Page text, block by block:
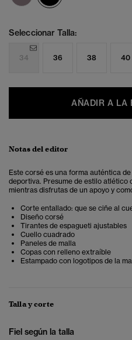
Seleccionar Talla:
34 36 38 40
AÑADIR A LA
Notas del editor
Este corsé es una forma auténtica
deportiva. Presume de estilo atlético
mientras disfrutas de un apoyo y
Corte entallado: que se ciñe al
Diseño corsé
Tirantes de espagueti ajustables
Cuello cuadrado
Paneles de malla
Copas con relleno extraíble
Estampado con logotipos de la
Talla y corte
Fiel según la talla